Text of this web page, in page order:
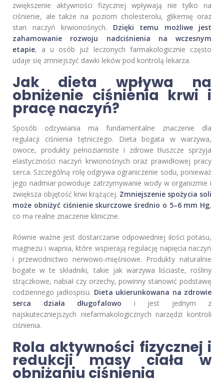
zwiększenie aktywności fizycznej wpływają nie tylko na
ciśnienie, ale także na poziom cholesterolu, glikemię oraz
stan naczyń krwionośnych. Dzięki temu możliwe jest
zahamowanie rozwoju nadciśnienia na wczesnym
etapie, a u osób już leczonych farmakologicznie często
udaje się zmniejszyć dawki leków pod kontrolą lekarza.
Jak dieta wpływa na
obniżenie ciśnienia krwi i
pracę naczyń?
Sposób odżywiania ma fundamentalne znaczenie dla
regulacji ciśnienia tętniczego. Dieta bogata w warzywa,
owoce, produkty pełnoziarniste i zdrowe tłuszcze sprzyja
elastyczności naczyń krwionośnych oraz prawidłowej pracy
serca. Szczególną rolę odgrywa ograniczenie sodu, ponieważ
jego nadmiar powoduje zatrzymywanie wody w organizmie i
zwiększa objętość krwi krążącej. Zmniejszenie spożycia soli
może obniżyć ciśnienie skurczowe średnio o 5–6 mm Hg,
co ma realne znaczenie kliniczne.
Równie ważne jest dostarczanie odpowiedniej ilości potasu,
magnezu i wapnia, które wspierają regulację napięcia naczyń
i przewodnictwo nerwowo-mięśniowe. Produkty naturalnie
bogate w te składniki, takie jak warzywa liściaste, rośliny
strączkowe, nabiał czy orzechy, powinny stanowić podstawę
codziennego jadłospisu. Dieta ukierunkowana na zdrowie
serca działa długofalowo i jest jednym z
najskuteczniejszych niefarmakologicznych narzędzi kontroli
ciśnienia.
Rola aktywności fizycznej i
redukcji masy ciała w
obniżaniu ciśnienia